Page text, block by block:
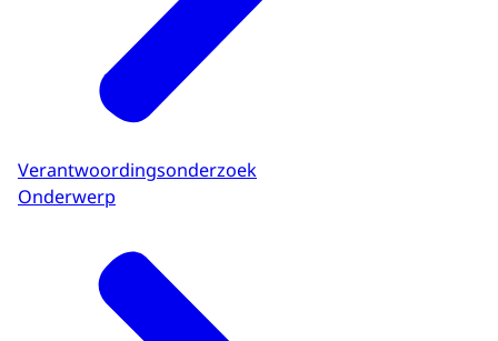
Verantwoordingsonderzoek
Onderwerp